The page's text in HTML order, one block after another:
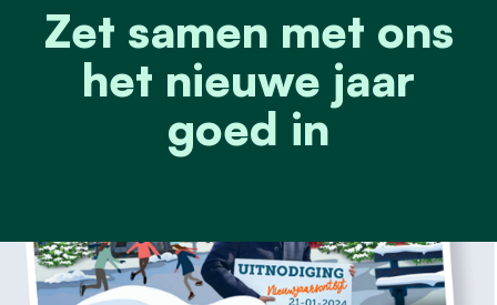
Zet samen met ons
het nieuwe jaar
goed in